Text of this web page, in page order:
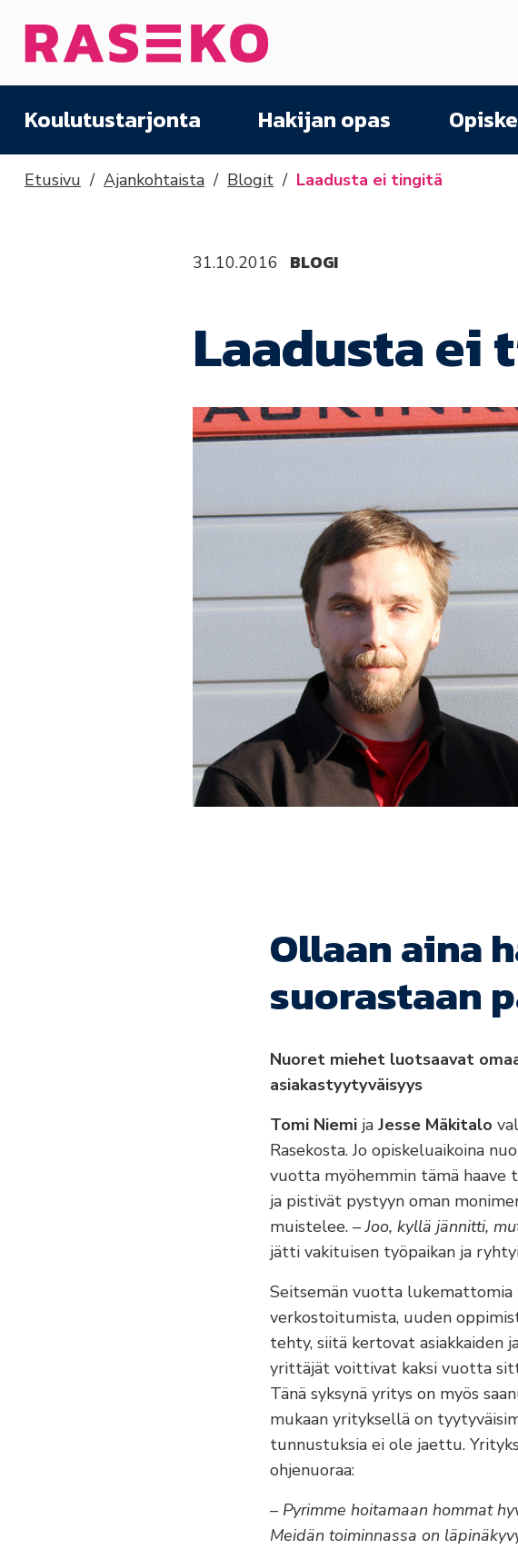
Etusivu
Koulutustarjonta Hakijan opas
Etusivu Ajankohtaista Blogit Laadusta ei tingitä
31.10.2016 BLOGI
Laadusta ei
Ollaan aina
suorastaan
Nuoret miehet luotsaavat
asiakastyytyväisyys
Tomi Niemi ja Jesse Mäkitalo
Rasekosta. Jo opiskeluaikoina
vuotta myöhemmin tämä
ja pistivät pystyyn oman
muistelee. –Joo, kyllä jännitti,
jätti vakituisen työpaikan ja
Seitsemän vuotta
verkostoitumista, uuden
tehty, siitä kertovat asiakkaiden
yrittäjät voittivat kaksi vuotta
Tänä syksynä yritys on myös
mukaan yrityksellä on
tunnustuksia ei ole jaettu.
ohjenuoraa:
– Pyrimme hoitamaan hommat
Meidän toiminnassa on